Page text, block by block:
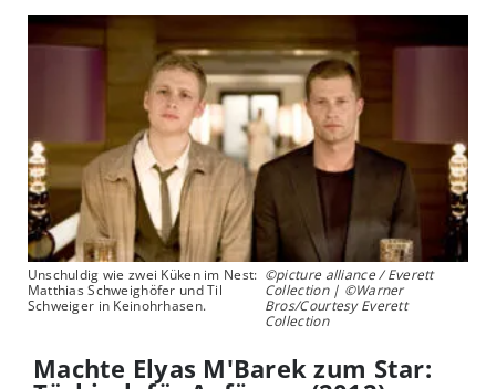
Unschuldig wie zwei Küken im Nest:
Matthias Schweighöfer und Til
Schweiger in Keinohrhasen.
©picture alliance / Everett
Collection | ©Warner
Bros/Courtesy Everett
Collection
Machte Elyas M'Barek zum Star: